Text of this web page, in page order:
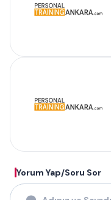
Yorum Yap/Soru Sor